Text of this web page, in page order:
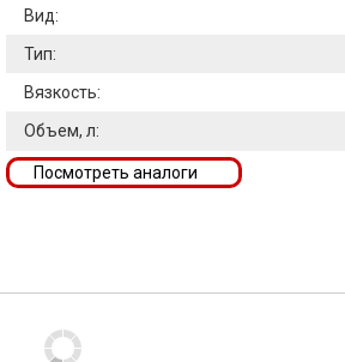
Вид:
Тип:
Вязкость:
Объем, л:
Посмотреть аналоги